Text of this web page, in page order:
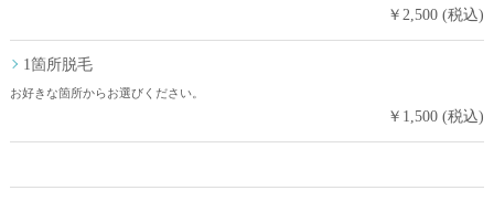
￥2,500 (税込)
1箇所脱毛
お好きな箇所からお選びください。
￥1,500 (税込)